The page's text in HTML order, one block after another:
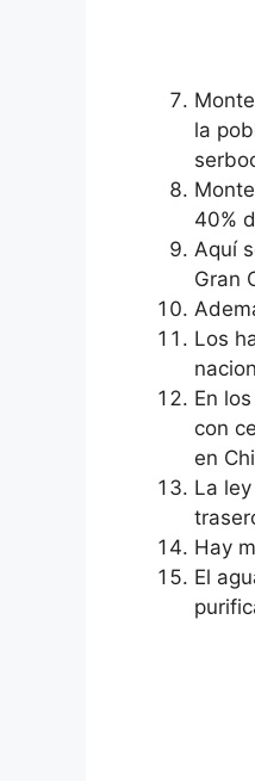
la
40%
Aquí
Gran
Los
En
con
en
La
Hay
El